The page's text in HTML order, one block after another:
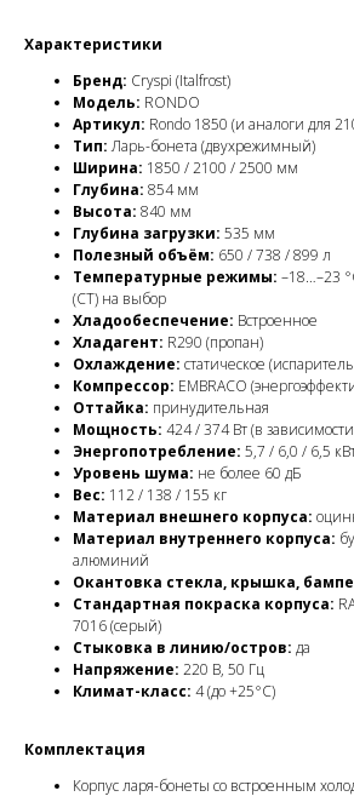
Характеристики
Бренд: Cryspi (Italfrost)
Модель: RONDO
Артикул: Rondo 1850 (и аналоги для
Тип:Ларь-бонета (двухрежимный)
Ширина: 1850 / 2100 / 2500 мм
Глубина: 854 мм
Высота: 840 мм
Глубина загрузки: 535 мм
Полезный объём: 650 / 738 / 899 л
Температурные режимы: –18…–23
(СТ) на выбор
Хладообеспечение: Встроенное
Хладагент: R290 (пропан)
Охлаждение: статическое
Компрессор: EMBRACO
Оттайка: принудительная
Мощность: 424 / 374 Вт (в
Энергопотребление: 5,7 / 6,0 / 6,5
Уровень шума: не более 60 дБ
Вес: 112 / 138 / 155 кг
Материал внешнего корпуса:
Материал внутреннего корпуса:
алюминий
Окантовка стекла, крышка,
Стандартная покраска корпуса:
7016 (серый)
Стыковка в линию/остров: да
Напряжение: 220 В, 50 Гц
Климат-класс: 4 (до +25°C)
Комплектация
Корпус ларя-бонеты со встроенным